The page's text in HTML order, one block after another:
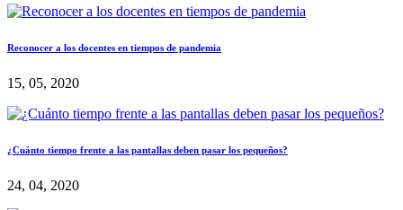
Reconocer a los docentes en tiempos de pandemia
15, 05, 2020
¿Cuánto tiempo frente a las pantallas deben pasar los pequeños?
24, 04, 2020